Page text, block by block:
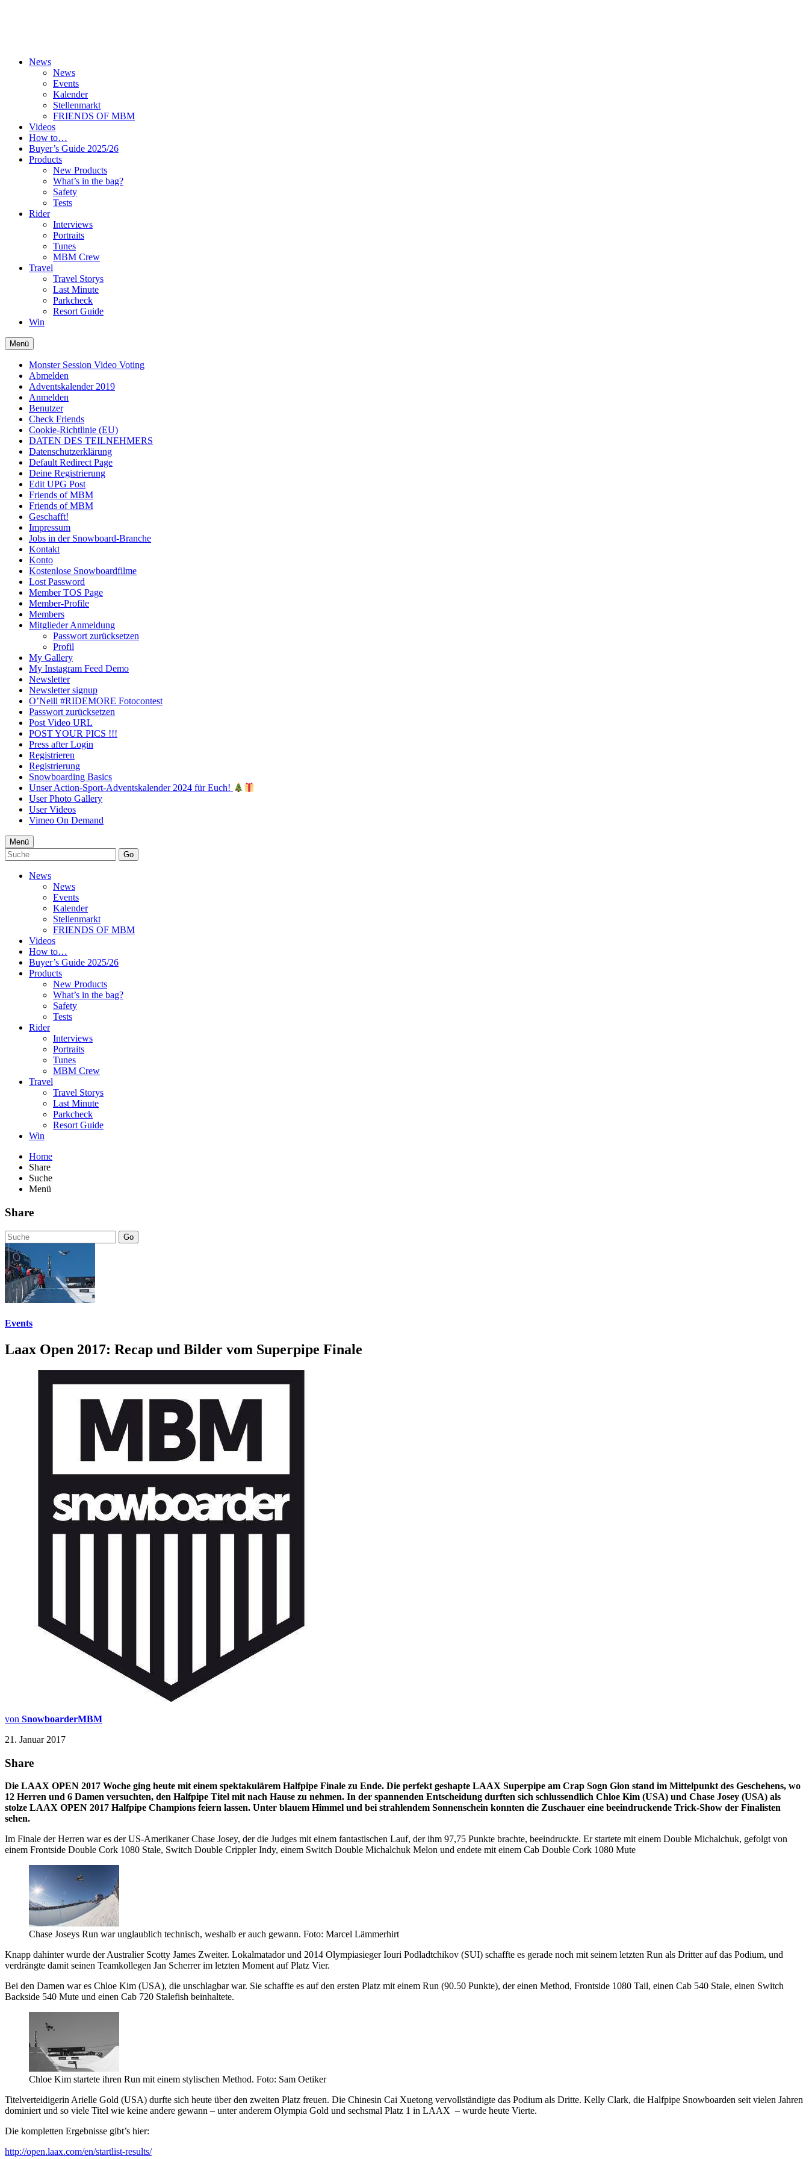
News
News
Events
Kalender
Stellenmarkt
FRIENDS OF MBM
Videos
How to…
Buyer’s Guide 2025/26
Products
New Products
What’s in the bag?
Safety
Tests
Rider
Interviews
Portraits
Tunes
MBM Crew
Travel
Travel Storys
Last Minute
Parkcheck
Resort Guide
Win
Menü
Monster Session Video Voting
Abmelden
Adventskalender 2019
Anmelden
Benutzer
Check Friends
Cookie-Richtlinie (EU)
DATEN DES TEILNEHMERS
Datenschutzerklärung
Default Redirect Page
Deine Registrierung
Edit UPG Post
Friends of MBM
Friends of MBM
Geschafft!
Impressum
Jobs in der Snowboard-Branche
Kontakt
Konto
Kostenlose Snowboardfilme
Lost Password
Member TOS Page
Member-Profile
Members
Mitglieder Anmeldung
Passwort zurücksetzen
Profil
My Gallery
My Instagram Feed Demo
Newsletter
Newsletter signup
O’Neill #RIDEMORE Fotocontest
Passwort zurücksetzen
Post Video URL
POST YOUR PICS !!!
Press after Login
Registrieren
Registrierung
Snowboarding Basics
Unser Action-Sport-Adventskalender 2024 für Euch!
User Photo Gallery
User Videos
Vimeo On Demand
Menü
Go
News
News
Events
Kalender
Stellenmarkt
FRIENDS OF MBM
Videos
How to…
Buyer’s Guide 2025/26
Products
New Products
What’s in the bag?
Safety
Tests
Rider
Interviews
Portraits
Tunes
MBM Crew
Travel
Travel Storys
Last Minute
Parkcheck
Resort Guide
Win
Home
Share
Suche
Menü
Share
Go
Events
Laax Open 2017: Recap und Bilder vom Superpipe Finale
von SnowboarderMBM
21. Januar 2017
Share
Die LAAX OPEN 2017 Woche ging heute mit einem spektakulärem Halfpipe Finale zu Ende. Die perfekt geshapte LAAX Superpipe am Crap Sogn Gion stand im Mittelpunkt des Geschehens, wo
12 Herren und 6 Damen versuchten, den Halfpipe Titel mit nach Hause zu nehmen. In der spannenden Entscheidung durften sich schlussendlich Chloe Kim (USA) und Chase Josey (USA) als
stolze LAAX OPEN 2017 Halfpipe Champions feiern lassen. Unter blauem Himmel und bei strahlendem Sonnenschein konnten die Zuschauer eine beeindruckende Trick-Show der Finalisten
sehen.
Im Finale der Herren war es der US-Amerikaner Chase Josey, der die Judges mit einem fantastischen Lauf, der ihm 97,75 Punkte brachte, beeindruckte. Er startete mit einem Double Michalchuk, gefolgt von
einem Frontside Double Cork 1080 Stale, Switch Double Crippler Indy, einem Switch Double Michalchuk Melon und endete mit einem Cab Double Cork 1080 Mute
Chase Joseys Run war unglaublich technisch, weshalb er auch gewann. Foto: Marcel Lämmerhirt
Knapp dahinter wurde der Australier Scotty James Zweiter. Lokalmatador und 2014 Olympiasieger Iouri Podladtchikov (SUI) schaffte es gerade noch mit seinem letzten Run als Dritter auf das Podium, und
verdrängte damit seinen Teamkollegen Jan Scherrer im letzten Moment auf Platz Vier.
Bei den Damen war es Chloe Kim (USA), die unschlagbar war. Sie schaffte es auf den ersten Platz mit einem Run (90.50 Punkte), der einen Method, Frontside 1080 Tail, einen Cab 540 Stale, einen Switch
Backside 540 Mute und einen Cab 720 Stalefish beinhaltete.
Chloe Kim startete ihren Run mit einem stylischen Method. Foto: Sam Oetiker
Titelverteidigerin Arielle Gold (USA) durfte sich heute über den zweiten Platz freuen. Die Chinesin Cai Xuetong vervollständigte das Podium als Dritte. Kelly Clark, die Halfpipe Snowboarden seit vielen Jahren
dominiert und so viele Titel wie keine andere gewann – unter anderem Olympia Gold und sechsmal Platz 1 in LAAX – wurde heute Vierte.
Die kompletten Ergebnisse gibt’s hier:
http://open.laax.com/en/startlist-results/